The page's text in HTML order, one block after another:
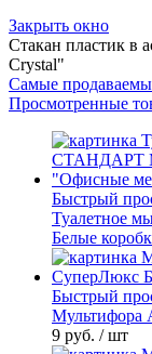
Закрыть окно
Стакан пластик
Crystal"
Самые
Просмотренные
Быстрый
Туалетное
Белые
Быстрый
Мультифора
9 руб. / шт